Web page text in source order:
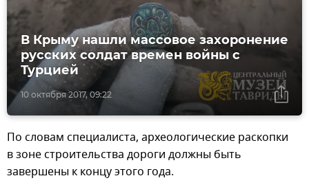
10 октября 2017, 09:22
В Крыму нашли массовое захоронение
русских солдат времен войны с
Турцией
По словам специалиста, археологические раскопки
в зоне строительства дороги должны быть
завершены к концу этого года.